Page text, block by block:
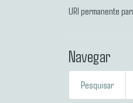
URI permanente
Navegar
Pesquisar